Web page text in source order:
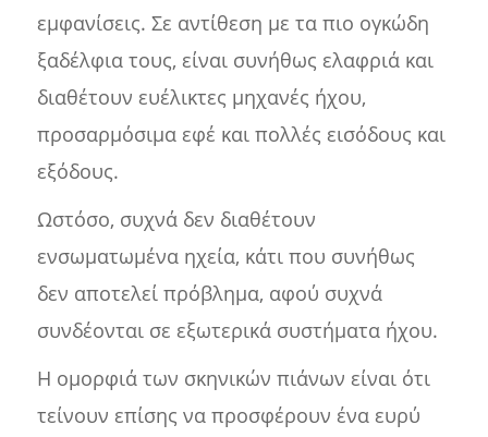
εμφανίσεις. Σε αντίθεση με τα πιο ογκώδη
ξαδέλφια τους, είναι συνήθως ελαφριά και
διαθέτουν ευέλικτες μηχανές ήχου,
προσαρμόσιμα εφέ και πολλές εισόδους και
εξόδους.
Ωστόσο, συχνά δεν διαθέτουν
ενσωματωμένα ηχεία, κάτι που συνήθως
δεν αποτελεί πρόβλημα, αφού συχνά
συνδέονται σε εξωτερικά συστήματα ήχου.
Η ομορφιά των σκηνικών πιάνων είναι ότι
τείνουν επίσης να προσφέρουν ένα ευρύ